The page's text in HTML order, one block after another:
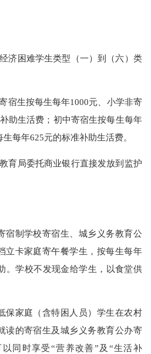
济困难学生类型（一）到（六）类
宿生按每生每年1000元、小学非寄
助生活费；初中寄宿生按每生每年
每年625元的标准补助生活费。
育局委托商业银行直接发放到监护
制学校寄宿生、城乡义务教育公
立卡家庭寄午餐学生，按每生每年
。学校不发现金给学生，以食堂供
家庭（含特困人员）学生在农村
读的寄宿生及城乡义务教育公办寄
同时享受“营养改善”及“生活补